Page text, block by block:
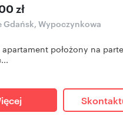
zł
Gdańsk, Wypoczynkowa
położony na